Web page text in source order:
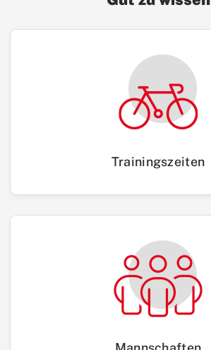
Trainingszeiten